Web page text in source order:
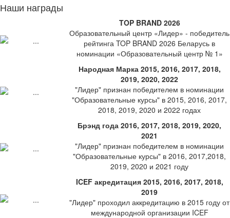
Наши награды
TOP BRAND 2026
Образовательный центр «Лидер» - победитель
рейтинга TOP BRAND 2026 Беларусь в
номинации «Образовательный центр № 1»
Народная Марка 2015, 2016, 2017, 2018,
2019, 2020, 2022
"Лидер" признан победителем в номинации
"Образовательные курсы" в 2015, 2016, 2017,
2018, 2019, 2020 и 2022 годах
Брэнд года 2016, 2017, 2018, 2019, 2020,
2021
"Лидер" признан победителем в номинации
"Образовательные курсы" в 2016, 2017,2018,
2019, 2020 и 2021 году
ICEF акредитация 2015, 2016, 2017, 2018,
2019
"Лидер" проходил аккредитацию в 2015 году от
международной организации ICEF